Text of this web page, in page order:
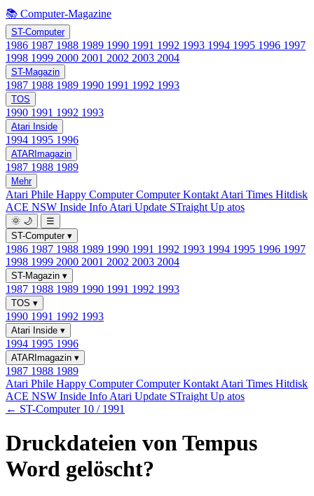
📚 Computer-Magazine
ST-Computer
1986 1987 1988 1989 1990 1991 1992 1993 1994 1995 1996 1997
1998 1999 2000 2001 2002 2003 2004
ST-Magazin
1987 1988 1989 1990 1991 1992 1993
TOS
1990 1991 1992 1993
Atari Inside
1994 1995 1996
ATARImagazin
1987 1988 1989
Mehr
Atari Phile Happy ComputerComputer Kontakt Atari Times Hitdisk
ACE NSW Inside Info Atari Update STraight Up atos
🌞 🌙
☰
ST-Computer ▾
1986 1987 1988 1989 1990 1991 1992 1993 1994 1995 1996 1997
1998 1999 2000 2001 2002 2003 2004
ST-Magazin ▾
1987 1988 1989 1990 1991 1992 1993
TOS ▾
1990 1991 1992 1993
Atari Inside ▾
1994 1995 1996
ATARImagazin ▾
1987 1988 1989
Atari Phile Happy ComputerComputer Kontakt Atari Times Hitdisk
ACE NSW Inside Info Atari Update STraight Up atos
← ST-Computer 10 / 1991
Druckdateien von Tempus
Word gelöscht?